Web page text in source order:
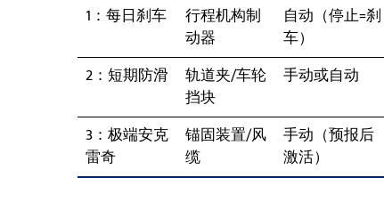
1：每日刹车
行程机构制
动器
自动（停止=刹
车）
2：短期防滑
轨道夹/车轮
挡块
手动或自动
3：极端安克
雷奇
锚固装置/风
缆
手动（预报后
激活）